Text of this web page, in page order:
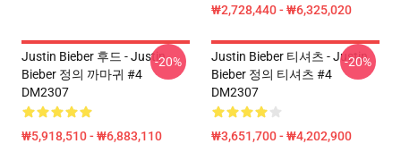
₩2,728,440 - ₩6,325,020
Justin Bieber 후드 - Justin
Bieber 정의 까마귀 #4
DM2307
₩5,918,510 - ₩6,883,110
-20%
Justin Bieber 티셔츠 - Justin
Bieber 정의 티셔츠 #4
DM2307
₩3,651,700 - ₩4,202,900
-20%